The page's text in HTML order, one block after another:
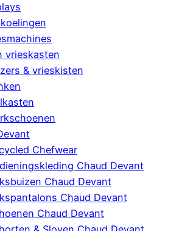
vrieskasten
& vrieskisten
Chefwear
Chaud Devant
Chaud Devant
Chaud Devant
Chaud Devant